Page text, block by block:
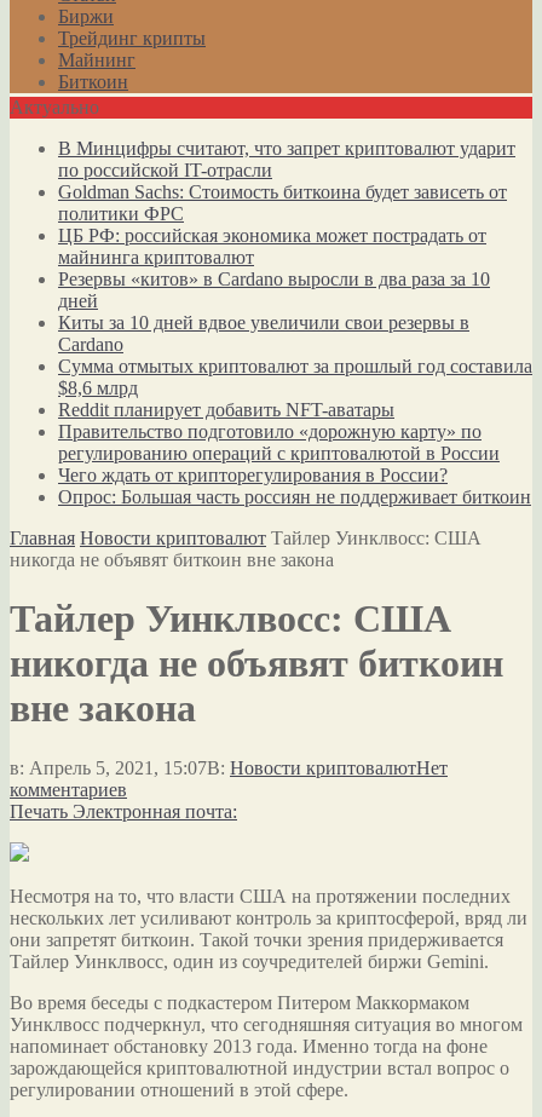
Биржи
Трейдинг крипты
Майнинг
Биткоин
Актуально
В Минцифры считают, что запрет криптовалют ударит
по российской IT-отрасли
Goldman Sachs: Стоимость биткоина будет зависеть от
политики ФРС
ЦБ РФ: российская экономика может пострадать от
майнинга криптовалют
Резервы «китов» в Cardano выросли в два раза за 10
дней
Киты за 10 дней вдвое увеличили свои резервы в
Cardano
Сумма отмытых криптовалют за прошлый год составила
$8,6 млрд
Reddit планирует добавить NFT-аватары
Правительство подготовило «дорожную карту» по
регулированию операций с криптовалютой в России
Чего ждать от крипторегулирования в России?
Опрос: Большая часть россиян не поддерживает биткоин
Главная Новости криптовалют Тайлер Уинклвосс: США
никогда не объявят биткоин вне закона
Тайлер Уинклвосс: США
никогда не объявят биткоин
вне закона
в: Апрель 5, 2021, 15:07В: Новости криптовалютНет
комментариев
Печать Электронная почта:
Несмотря на то, что власти США на протяжении последних
нескольких лет усиливают контроль за криптосферой, вряд ли
они запретят биткоин. Такой точки зрения придерживается
Тайлер Уинклвосс, один из соучредителей биржи Gemini.
Во время беседы с подкастером Питером Маккормаком
Уинклвосс подчеркнул, что сегодняшняя ситуация во многом
напоминает обстановку 2013 года. Именно тогда на фоне
зарождающейся криптовалютной индустрии встал вопрос о
регулировании отношений в этой сфере.